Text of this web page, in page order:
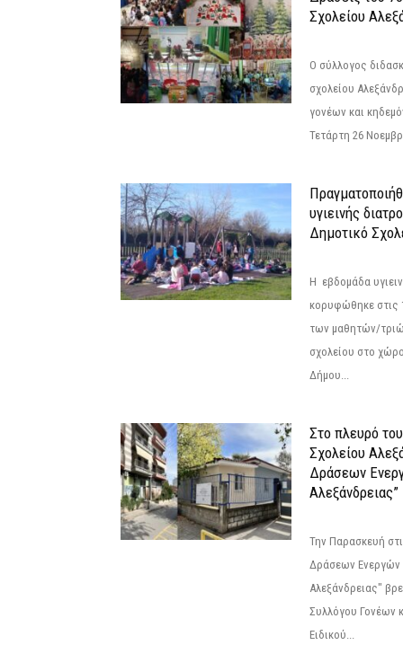
Σχολείου
Ο σύλλογος
σχολείου
γονέων και
Τετάρτη 26
υγιεινής
Δημοτικό
Η εβδομάδα
κορυφώθηκε στις
των μαθητών/
σχολείου στο
Δήμου...
Στο πλευρό
Σχολείου
Δράσεων
Αλεξάνδρειας”
Την Παρασκευή
Δράσεων Ενεργών
Αλεξάνδρειας"
Συλλόγου Γονέων
Ειδικού...